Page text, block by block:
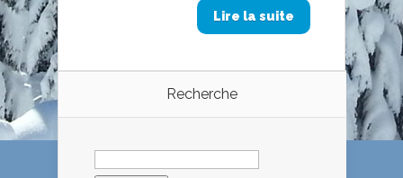
Lire la suite
Recherche
Rechercher :